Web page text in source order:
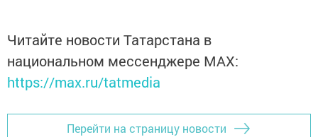
Читайте новости Татарстана в
национальном мессенджере MАХ:
https://max.ru/tatmedia
Перейти на страницу новости